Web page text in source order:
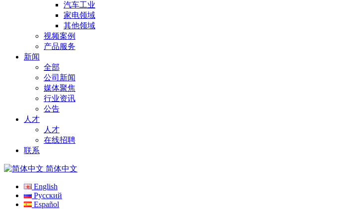
汽车工业
家电领域
其他领域
视频案例
产品服务
新闻
全部
公司新闻
媒体聚焦
行业资讯
公告
人才
人才
在线招聘
联系
简体中文
English
Русский
Español